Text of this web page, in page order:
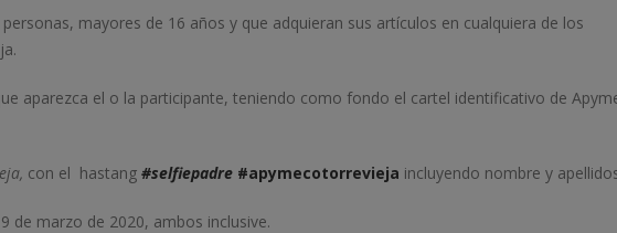
mayores de 16 años y que adquieran sus artículos en cualquiera de los
aparezca el o la participante, teniendo como fondo el cartel identificativo de
con el hastang #selfiepadre #apymecotorrevieja incluyendo nombre y
de marzo de 2020, ambos inclusive.